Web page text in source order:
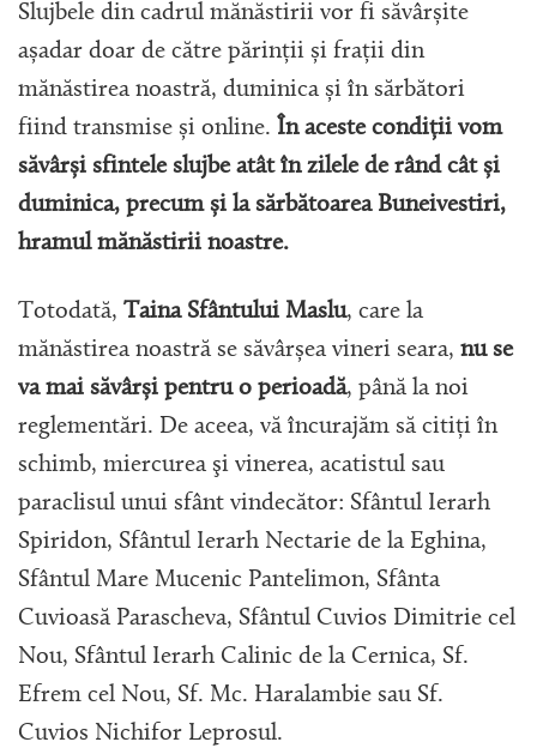
Slujbele din cadrul mănăstirii vor fi săvârșite
așadar doar de către părinții și frații din
mănăstirea noastră, duminica și în sărbători
fiind transmise și online. În aceste condiții vom
săvârși sfintele slujbe atât în zilele de rând cât și
duminica, precum și la sărbătoarea Buneivestiri,
hramul mănăstirii noastre.
Totodată, Taina Sfântului Maslu, care la
mănăstirea noastră se săvârșea vineri seara, nu se
va mai săvârși pentru o perioadă, până la noi
reglementări. De aceea, vă încurajăm să citiți în
schimb, miercurea şi vinerea, acatistul sau
paraclisul unui sfânt vindecător: Sfântul Ierarh
Spiridon, Sfântul Ierarh Nectarie de la Eghina,
Sfântul Mare Mucenic Pantelimon, Sfânta
Cuvioasă Parascheva, Sfântul Cuvios Dimitrie cel
Nou, Sfântul Ierarh Calinic de la Cernica, Sf.
Efrem cel Nou, Sf. Mc. Haralambie sau Sf.
Cuvios Nichifor Leprosul.